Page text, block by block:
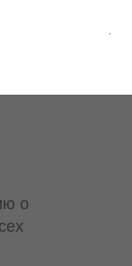
о